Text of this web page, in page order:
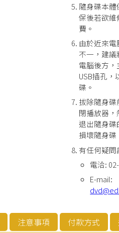
隨身碟本體
保後若欲
費。
由於近來
不一，建
電腦後方
USB插孔，
碟。
拔除隨身
閉播放器
退出隨身
損壞隨身碟
有任何疑
電洽:
E-mail:
注意事項 付款方式